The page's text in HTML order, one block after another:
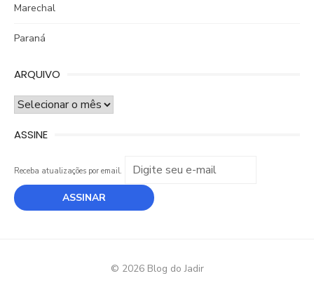
Marechal
Paraná
ARQUIVO
ARQUIVO
ASSINE
Receba atualizações por email.
© 2026 Blog do Jadir